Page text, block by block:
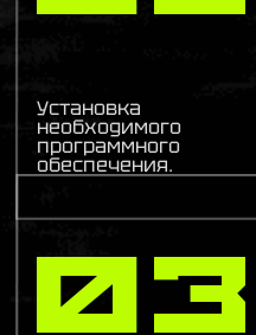
Установка
необходимого
программного
обеспечения.
03